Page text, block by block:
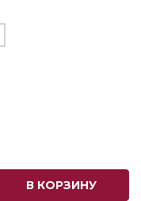
В КОРЗИНУ